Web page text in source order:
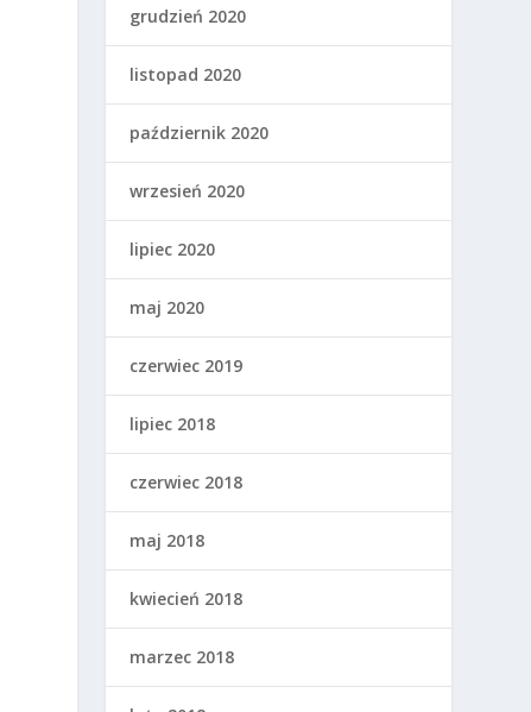
grudzień 2020
listopad 2020
październik 2020
wrzesień 2020
lipiec 2020
maj 2020
czerwiec 2019
lipiec 2018
czerwiec 2018
maj 2018
kwiecień 2018
marzec 2018